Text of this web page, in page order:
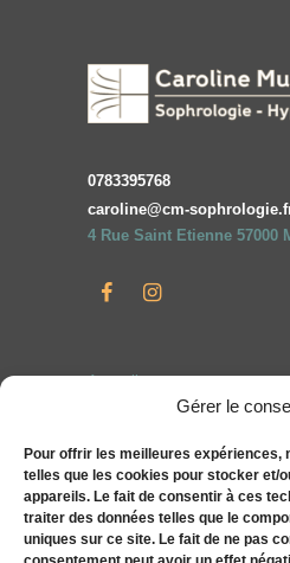
Gérer le
Pour offrir les meilleures expériences,
telles que les cookies pour stocker et/
appareils. Le fait de consentir à ces
traiter des données telles que le
uniques sur ce site. Le fait de ne pas
0783395768
caroline@cm-
4 Rue Saint Etienne 57000
Accueil
Entreprises
Compléments alimentaires
Actualités
Tarifs